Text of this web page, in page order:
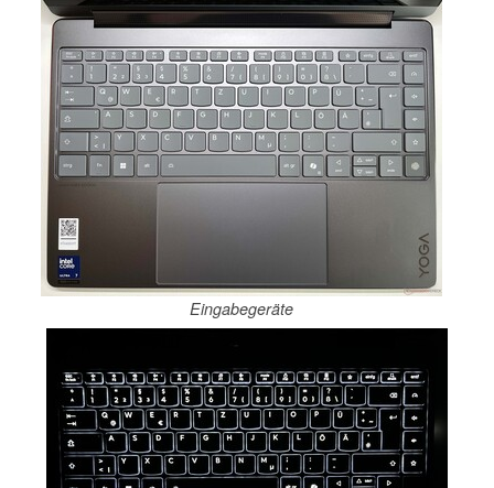
Eingabegeräte